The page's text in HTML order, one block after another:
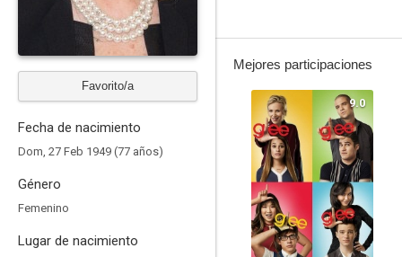
Favorito/a
Fecha de nacimiento
Dom, 27 Feb 1949 (77 años)
Género
Femenino
Lugar de nacimiento
Mejores participaciones
9.0